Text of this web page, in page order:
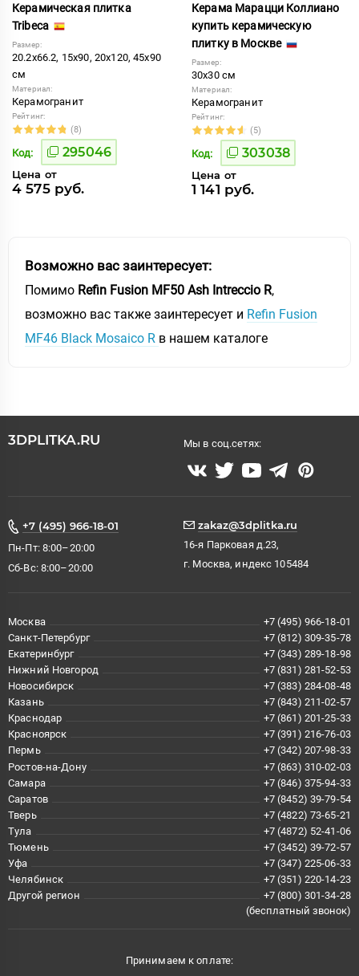
Керамическая плитка
Tribeca
Размер:
20.2x66.2, 15x90, 20x120, 45x90
см
Материал:
Керамогранит
Рейтинг:
(8)
Код: 295046
Цена от
4 575 руб.
Керама Марацци Коллиано
купить керамическую
плитку в Москве
Размер:
30x30 см
Материал:
Керамогранит
Рейтинг:
(5)
Код: 303038
Цена от
1 141 руб.
Возможно вас заинтересует:
Помимо Refin Fusion MF50 Ash Intreccio R,
возможно вас также заинтересует и Refin Fusion
MF46 Black Mosaico R в нашем каталоге
3DPLITKA.RU Мы в соц.сетях:
+7 (495) 966-18-01
Пн-Пт: 8:00–20:00
Сб-Вс: 8:00–20:00
zakaz@3dplitka.ru
16-я Парковая д.23,
г. Москва, индекс 105484
Москва
+7 (495) 966-18-01
Санкт-Петербург
+7 (812) 309-35-78
Екатеринбург
+7 (343) 289-18-98
Нижний Новгород
+7 (831) 281-52-53
Новосибирск
+7 (383) 284-08-48
Казань
+7 (843) 211-02-57
Краснодар
+7 (861) 201-25-33
Красноярск
+7 (391) 216-76-03
Пермь
+7 (342) 207-98-33
Ростов-на-Дону
+7 (863) 310-02-03
Самара
+7 (846) 375-94-33
Саратов
+7 (8452) 39-79-54
Тверь
+7 (4822) 73-65-21
Тула
+7 (4872) 52-41-06
Тюмень
+7 (3452) 39-72-57
Уфа
+7 (347) 225-06-33
Челябинск
+7 (351) 220-14-23
Другой регион
+7 (800) 301-34-28
(бесплатный звонок)
Принимаем к оплате: